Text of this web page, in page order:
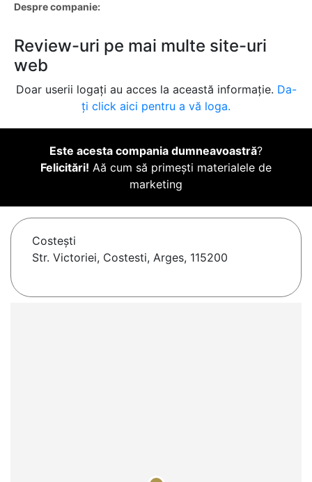
Despre companie:
Review-uri pe mai multe site-uri
web
Doar userii logați au acces la această informație. Da-
ți click aici pentru a vă loga.
Este acesta compania dumneavoastră?
Felicitări! Aă cum să primești materialele de
marketing
Costeşti
Str. Victoriei, Costesti, Arges, 115200